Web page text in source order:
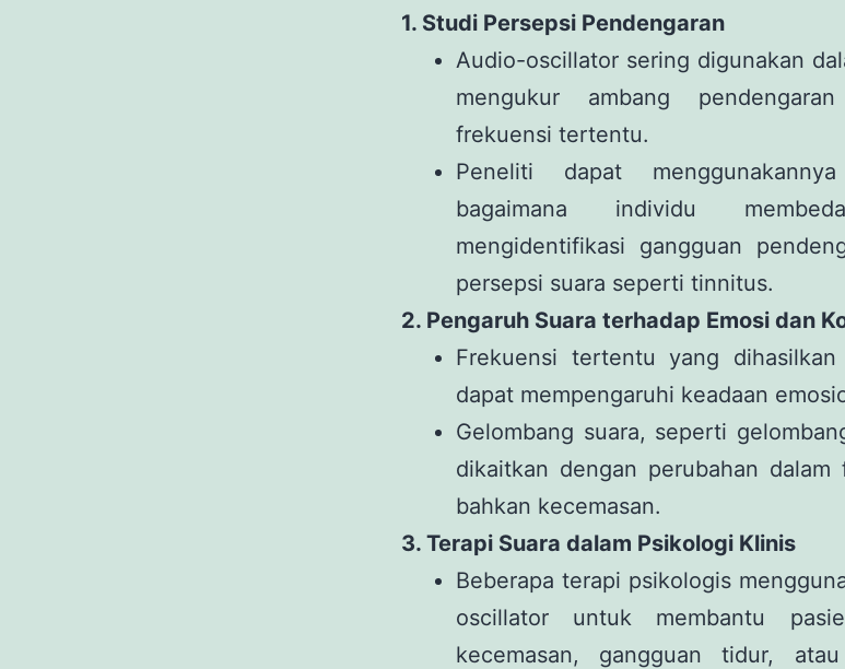
1. Studi Persepsi Pendengaran
Audio-oscillator sering digunakan
mengukur ambang
frekuensi tertentu.
Peneliti dapat
bagaimana individu
mengidentifikasi gangguan
persepsi suara seperti tinnitus.
2. Pengaruh Suara terhadap Emosi dan
Frekuensi tertentu yang
dapat mempengaruhi keadaan
Gelombang suara, seperti
dikaitkan dengan perubahan dalam
bahkan kecemasan.
3. Terapi Suara dalam Psikologi Klinis
Beberapa terapi psikologis
oscillator untuk membantu
kecemasan, gangguan tidur,